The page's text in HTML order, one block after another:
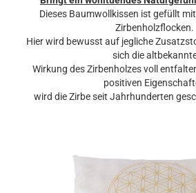
Dieses Baumwollkissen ist gefüllt
Zirbenholzflocken.
Hier wird bewusst auf jegliche
sich die
Wirkung des Zirbenholzes voll
positiven
wird die Zirbe seit Jahrhunderten